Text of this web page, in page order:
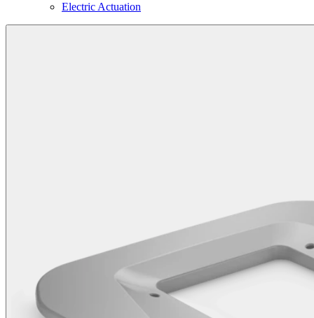
Electric Actuation